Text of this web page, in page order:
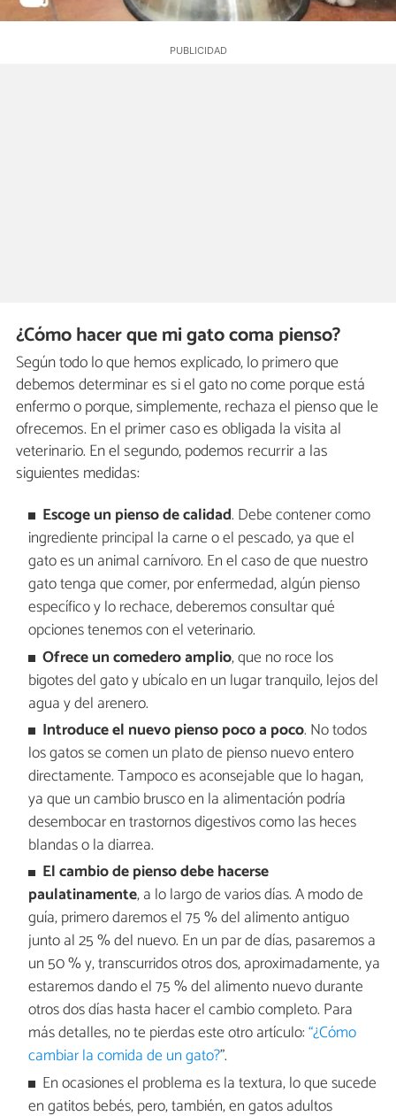
¿Cómo hacer que mi gato coma pienso?
Según todo lo que hemos explicado, lo primero que
debemos determinar es si el gato no come porque está
enfermo o porque, simplemente, rechaza el pienso que le
ofrecemos. En el primer caso es obligada la visita al
veterinario. En el segundo, podemos recurrir a las
siguientes medidas:
Escoge un pienso de calidad. Debe contener como
ingrediente principal la carne o el pescado, ya que el
gato es un animal carnívoro. En el caso de que nuestro
gato tenga que comer, por enfermedad, algún pienso
específico y lo rechace, deberemos consultar qué
opciones tenemos con el veterinario.
Ofrece un comedero amplio, que no roce los
bigotes del gato y ubícalo en un lugar tranquilo, lejos del
agua y del arenero.
Introduce el nuevo pienso poco a poco. No todos
los gatos se comen un plato de pienso nuevo entero
directamente. Tampoco es aconsejable que lo hagan,
ya que un cambio brusco en la alimentación podría
desembocar en trastornos digestivos como las heces
blandas o la diarrea.
El cambio de pienso debe hacerse
paulatinamente, a lo largo de varios días. A modo de
guía, primero daremos el 75 % del alimento antiguo
junto al 25 % del nuevo. En un par de días, pasaremos a
un 50 % y, transcurridos otros dos, aproximadamente, ya
estaremos dando el 75 % del alimento nuevo durante
otros dos días hasta hacer el cambio completo. Para
más detalles, no te pierdas este otro artículo:“¿Cómo
cambiar la comida de un gato?”.
En ocasiones el problema es la textura, lo que sucede
en gatitos bebés, pero, también, en gatos adultos